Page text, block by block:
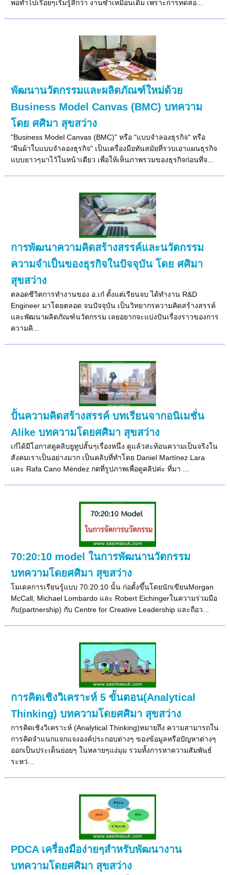
พอทำไปเรื่อยๆเริ่มรู้สึกว่า งานซ้ำเหมือนเดิม เพราะการทดสอ...
พัฒนานวัตกรรมและผลิตภัณฑ์ใหม่ด้วย
Business Model Canvas (BMC) บทความ
โดย ศศิมา สุขสว่าง
"Business Model Canvas (BMC)" หรือ "แบบจำลองธุรกิจ" หรือ
"ผืนผ้าใบแบบจำลองธุรกิจ" เป็นเครื่องมือทันสมัยที่รวบเอาแผนธุรกิจ
แบบยาวๆมาไว้ในหน้าเดียว เพื่อให้เห็นภาพรวมของธุรกิจก่อนที่จ...
การพัฒนาความคิดสร้างสรรค์และนวัตกรรม
ความจำเป็นของธุรกิจในปัจจุบัน โดย ศศิมา
สุขสว่าง
ตลอดชีวิตการทำงานของ อ.เก๋ ตั้งแต่เรียนจบ ได้ทำงาน R&D
Engineer มาโดยตลอด จนปัจจุบัน เป็นวิทยากรความคิดสร้างสรรค์
และพัฒนาผลิตภัณฑ์นวัตกรรม เลยอยากจะแบ่งปันเรื่องราวของการ
ความคิ...
ปั้นความคิดสร้างสรรค์ บทเรียนจากอนิเมชั่น
Alike บทความโดยศศิมา สุขสว่าง
เก๋ได้มีโอกาสดูคลิบยูทูปสั้นๆเรื่องหนึ่ง ดูแล้วสะท้อนความเป็นจริงใน
สังคมเราเป็นอย่างมาก เป็นคลิบที่ทำโดย Daniel Martínez Lara
และ Rafa Cano Méndez กดที่รูปภาพเพื่อดูคลิปค่ะ ที่มา ...
70:20:10 model ในการพัฒนานวัตกรรม
บทความโดยศศิมา สุขสว่าง
โมเดลการเรียนรู้แบบ 70:20:10 นั้น ก่อตั้งขึ้นโดยนักเขียนMorgan
McCall, Michael Lombardo และ Robert Eichingerในความร่วมมือ
กับ(partnership) กับ Centre for Creative Leadership และถือว...
การคิดเชิงวิเคราะห์ 5 ขั้นตอน(Analytical
Thinking) บทความโดยศศิมา สุขสว่าง
การคิดเชิงวิเคราะห์ (Analytical Thinking)หมายถึง ความสามารถใน
การคิดจำแนกแจกแจงองค์ประกอบต่างๆ ของข้อมูลหรือปัญหาต่างๆ
ออกเป็นประเด็นย่อยๆ ในหลายๆแง่มุม รวมทั้งการหาความสัมพันธ์
ระหว่...
PDCA เครื่องมือง่ายๆสำหรับพัฒนางาน
บทความโดยศศิมา สุขสว่าง